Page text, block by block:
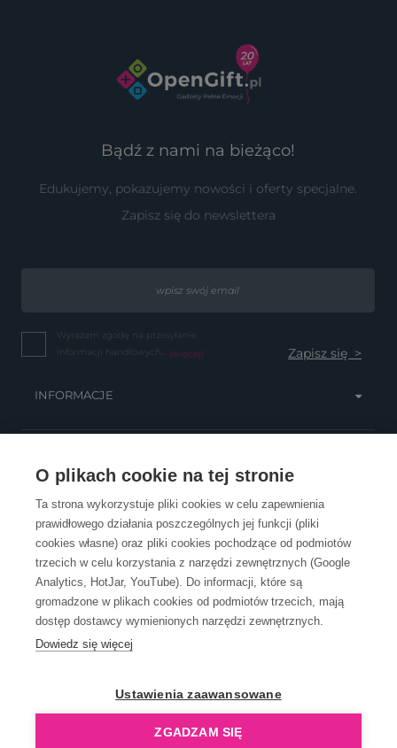
O plikach cookie na tej stronie
Ta strona wykorzystuje pliki cookies w celu zapewnienia
prawidłowego działania poszczególnych jej funkcji (pliki
cookies własne) oraz pliki cookies pochodzące od podmiotów
trzecich w celu korzystania z narzędzi zewnętrznych (Google
Analytics, HotJar, YouTube). Do informacji, które są
gromadzone w plikach cookies od podmiotów trzecich, mają
dostęp dostawcy wymienionych narzędzi zewnętrznych.
Dowiedz się więcej
Ustawienia zaawansowane
ZGADZAM SIĘ
Bądź z nami na bieżąco!
Edukujemy, pokazujemy nowości i oferty specjalne.
Zapisz się do newslettera
Wyrażam zgodę na przesyłanie
informacji handlowych... (więcej)
INFORMACJE
OBSŁUGA KLIENTA
KONTAKT
OpenGift jest częścią ReflectGroup.